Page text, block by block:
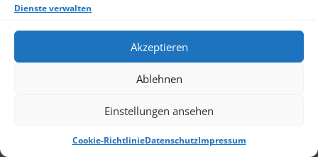
Dienste verwalten
Akzeptieren
Ablehnen
Einstellungen ansehen
Cookie-RichtlinieDatenschutzImpressum
› Weiterlesen